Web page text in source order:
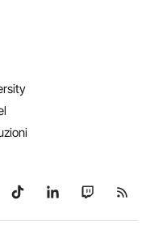
WhatsApp
su Telegram
Seguici su TikTok
Seguici su
Seguici